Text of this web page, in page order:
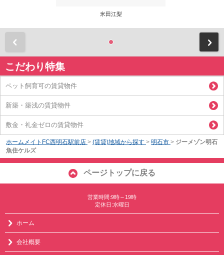
米田江梨
こだわり特集
ペット飼育可の賃貸物件
新築・築浅の賃貸物件
敷金・礼金ゼロの賃貸物件
ホームメイトFC西明石駅前店 > (賃貸)地域から探す > 明石市 > ジーメゾン明石
魚住ケルズ
ページトップに戻る
営業時間:9時～19時
定休日:水曜日
ホーム
会社概要